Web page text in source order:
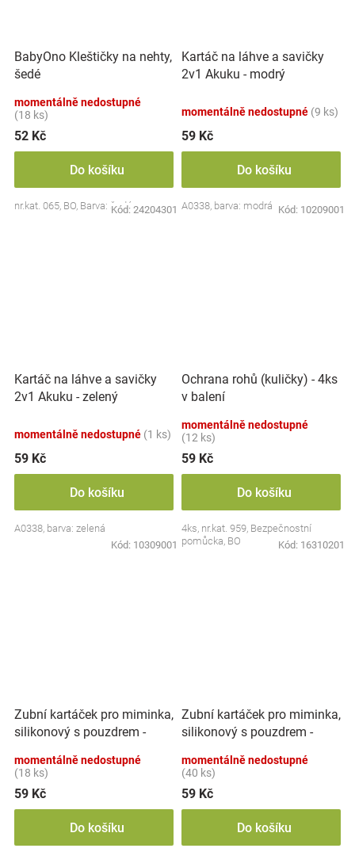
BabyOno Kleštičky na nehty,
šedé
momentálně nedostupné
(18 ks)
52 Kč
Do košíku
nr.kat. 065, BO, Barva: šedá
Kód: 24204301
Kartáč na láhve a savičky
2v1 Akuku - modrý
momentálně nedostupné (9 ks)
59 Kč
Do košíku
A0338, barva: modrá Kód: 10209001
Kartáč na láhve a savičky
2v1 Akuku - zelený
momentálně nedostupné (1 ks)
59 Kč
Do košíku
A0338, barva: zelená
Kód: 10309001
Ochrana rohů (kuličky) - 4ks
v balení
momentálně nedostupné
(12 ks)
59 Kč
Do košíku
4ks, nr.kat. 959, Bezpečnostní
pomůcka, BO
Kód: 16310201
Zubní kartáček pro miminka,
silikonový s pouzdrem -
momentálně nedostupné
(18 ks)
59 Kč
Do košíku
Zubní kartáček pro miminka,
silikonový s pouzdrem -
momentálně nedostupné
(40 ks)
59 Kč
Do košíku